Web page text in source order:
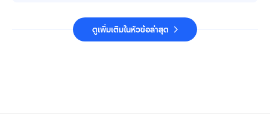
ดูเพิ่มเติมในหัวข้อล่าสุด